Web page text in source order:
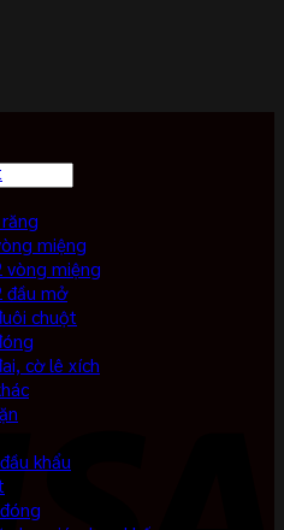
miệng
vòng miệng
đầu mở
chuột
cờ lê xích
khẩu